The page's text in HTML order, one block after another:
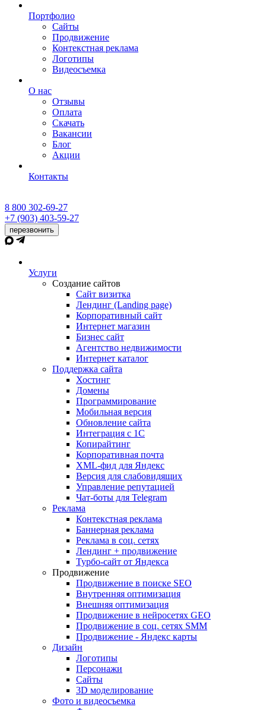
Портфолио
Сайты
Продвижение
Контекстная реклама
Логотипы
Видеосъемка
О нас
Отзывы
Оплата
Скачать
Вакансии
Блог
Акции
Контакты
8 800 302-69-27
+7 (903) 403-59-27
перезвонить
Услуги
Создание сайтов
Сайт визитка
Лендинг (Landing page)
Корпоративный сайт
Интернет магазин
Бизнес сайт
Агентство недвижимости
Интернет каталог
Поддержка сайта
Хостинг
Домены
Программирование
Мобильная версия
Обновление сайта
Интеграция с 1С
Копирайтинг
Корпоративная почта
XML-фид для Яндекс
Версия для слабовидящих
Управление репутацией
Чат-боты для Telegram
Реклама
Контекстная реклама
Баннерная реклама
Реклама в соц. сетях
Лендинг + продвижение
Турбо-сайт от Яндекса
Продвижение
Продвижение в поиске SEO
Внутренняя оптимизация
Внешняя оптимизация
Продвижение в нейросетях GEO
Продвижение в соц. сетях SMM
Продвижение - Яндекс карты
Дизайн
Логотипы
Персонажи
Сайты
3D моделирование
Фото и видеосъемка